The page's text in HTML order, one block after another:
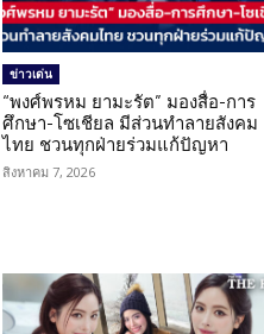
ข่าวเด่น
“พงศ์พรหม ยามะรัต” มองสื่อ-การ
ศึกษา-โซเชียล มีส่วนทำลายสังคม
ไทย ชวนทุกฝ่ายร่วมแก้ปัญหา
สิงหาคม 7, 2026